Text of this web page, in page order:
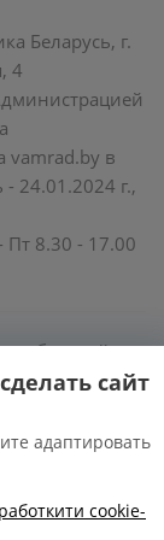
Беларусь, г.
4
vamrad.by в
- 24.01.2024 г.,
8.30 - 17.00
prav-
97 69;
сайт
адаптировать
cookie-